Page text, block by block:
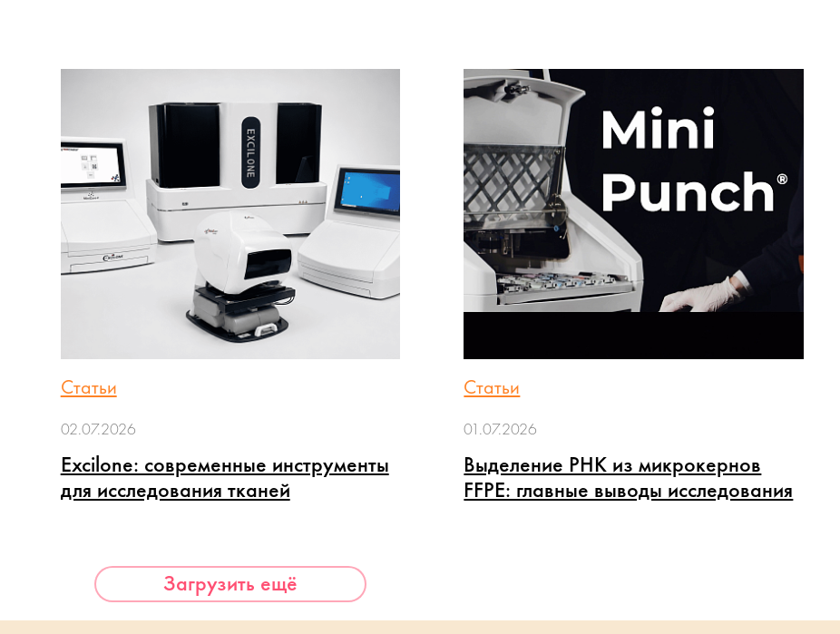
Статьи
02.07.2026
Excilone: современные инструменты
для исследования тканей
Статьи
01.07.2026
Выделение РНК из микрокернов
FFPE: главные выводы исследования
Загрузить ещё